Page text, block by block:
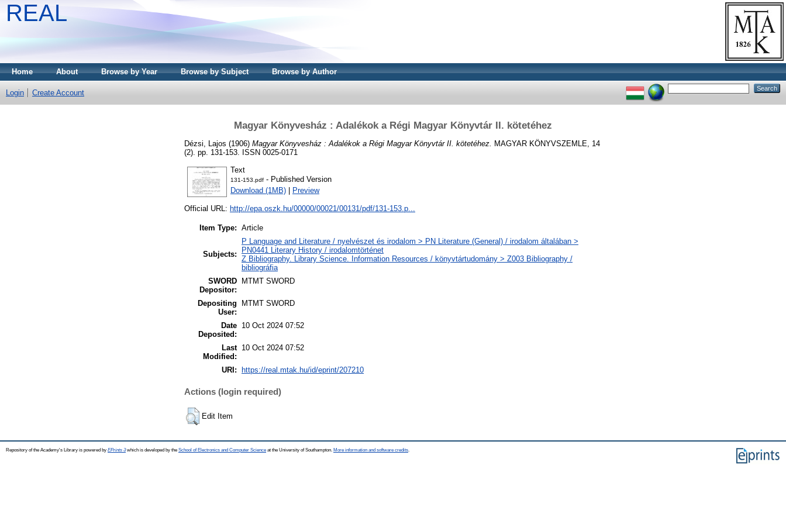
REAL
Home About Browse by Year Browse by Subject Browse by Author
Login Create Account
Magyar Könyvesház : Adalékok a Régi Magyar Könyvtár II. kötetéhez
Dézsi, Lajos (1906) Magyar Könyvesház : Adalékok a Régi Magyar Könyvtár II. kötetéhez. MAGYAR KÖNYVSZEMLE, 14
(2). pp. 131-153. ISSN 0025-0171
Text
131-153.pdf - Published Version
Download (1MB)
Preview
Official URL: http://epa.oszk.hu/00000/00021/00131/pdf/131-153.p...
Item Type: Article
Subjects:
P Language and Literature / nyelvészet és irodalom > PN Literature (General) / irodalom általában >
PN0441 Literary History / irodalomtörténet
Z Bibliography. Library Science. Information Resources / könyvtártudomány > Z003 Bibliography /
bibliográfia
SWORD
Depositor:
MTMT SWORD
Depositing
User:
MTMT SWORD
Date
Deposited:
10 Oct 2024 07:52
Last
Modified:
10 Oct 2024 07:52
URI: https://real.mtak.hu/id/eprint/207210
Actions (login required)
Edit Item
Repository of the Academy's Library is powered by EPrints 3which is developed by the School of Electronics and Computer Science at the University of Southampton. More information and software credits